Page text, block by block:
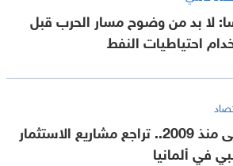
لا بد من وضوح مسار الحرب قبل
احتياطيات النفط
الأدنى منذ 2009.. تراجع مشاريع الاستثمار
في ألمانيا